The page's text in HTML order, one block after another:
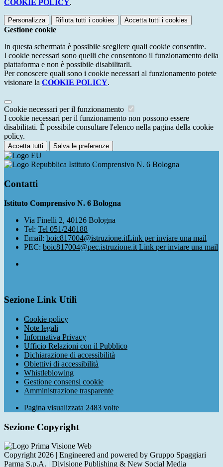
COOKIE POLICY.
Personalizza Rifiuta tutti i cookies Accetta tutti i cookies
Gestione cookie
In questa schermata è possibile scegliere quali cookie consentire.
I cookie necessari sono quelli che consentono il funzionamento della
piattaforma e non è possibile disabilitarli.
Per conoscere quali sono i cookie necessari al funzionamento potete
visionare la COOKIE POLICY.
Cookie necessari per il funzionamento
I cookie necessari per il funzionamento non possono essere
disabilitati. È possibile consultare l'elenco nella pagina della cookie
policy.
Accetta tutti Salva le preferenze
Istituto Comprensivo N. 6 Bologna
Contatti
Istituto Comprensivo N. 6 Bologna
Via Finelli 2, 40126 Bologna
Tel: Tel 051/240188
Email: boic817004@istruzione.itLink per inviare una mail
PEC: boic817004@pec.istruzione.it Link per inviare una mail
Sezione Link Utili
Cookie policy
Note legali
Informativa Privacy
Ufficio Relazioni con il Pubblico
Dichiarazione di accessibilità
Obiettivi di accessibilità
Whistleblowing
Gestione consensi cookie
Amministrazione trasparente
Pagina visualizzata 2483 volte
Sezione Copyright
Copyright 2026 | Engineered and powered by Gruppo Spaggiari
Parma S.p.A. | Divisione Publishing & New Social Media